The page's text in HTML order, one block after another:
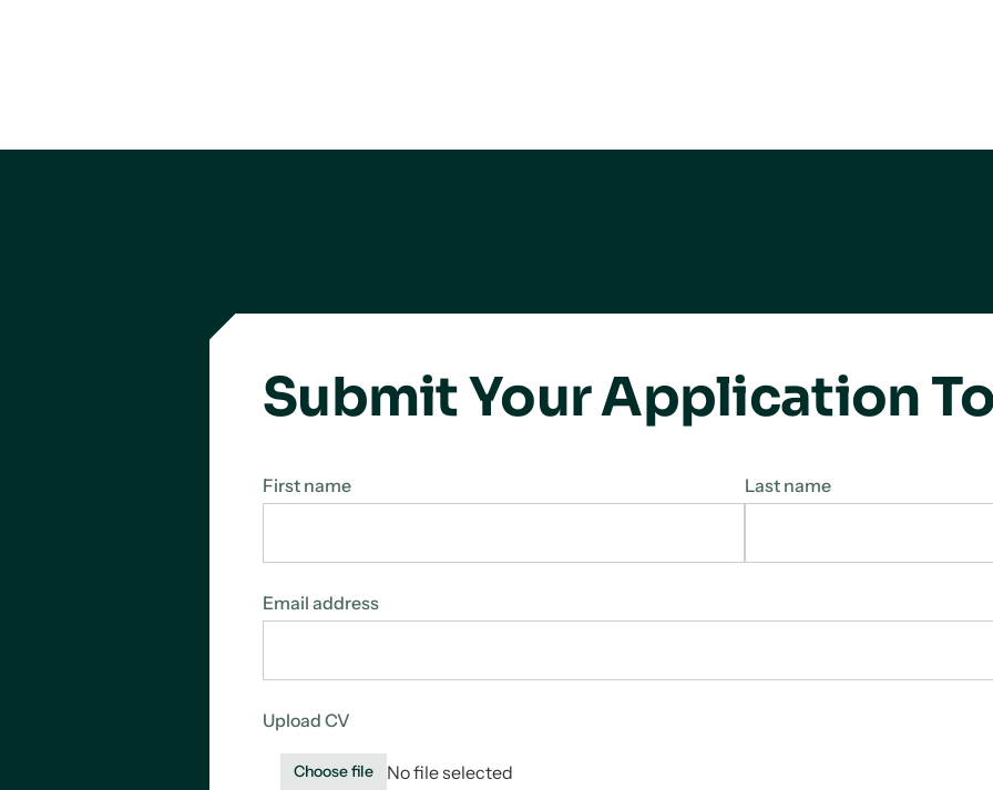
Submit Your Application
First name Last name
Email address
Upload CV
Choose file No file selected